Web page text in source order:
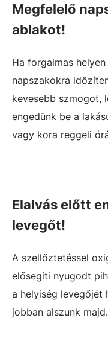
Megfelelő
ablakot!
Ha forgalmas
napszakokra
kevesebb szmogot,
engedünk be a
vagy kora reggeli
Elalvás előtt
levegőt!
A szellőztetéssel
elősegíti nyugodt
a helyiség levegőjét
jobban alszunk majd.